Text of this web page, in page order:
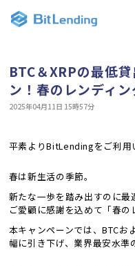
BTC＆XRPの最低
ン！春のレンディン
2025年04月11日 15時57分
平素よりBitLendingをご利用
春は新生活の季節。
新たな一歩を踏み出すのに
ご愛顧に感謝を込めて「春の
本キャンペーンでは、BTCお
幅に引き下げ、業界最安水準